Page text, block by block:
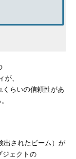
、
らいの信頼性があ
出されたビーム）が
ジェクトの